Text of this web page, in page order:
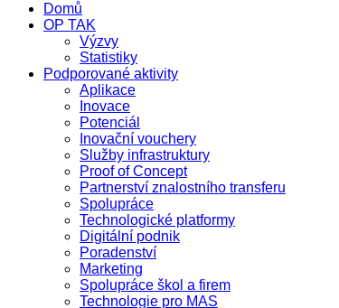
Domů
OP TAK
Výzvy
Statistiky
Podporované aktivity
Aplikace
Inovace
Potenciál
Inovační vouchery
Služby infrastruktury
Proof of Concept
Partnerství znalostního transferu
Spolupráce
Technologické platformy
Digitální podnik
Poradenství
Marketing
Spolupráce škol a firem
Technologie pro MAS